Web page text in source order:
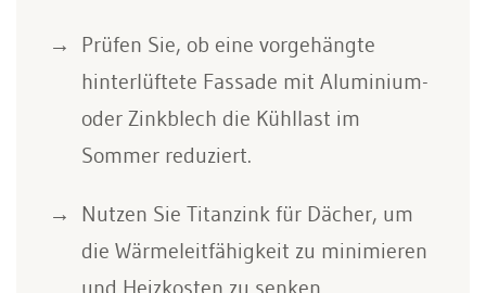
Prüfen Sie, ob eine vorgehängte
hinterlüftete Fassade mit Aluminium-
oder Zinkblech die Kühllast im
Sommer reduziert.
Nutzen Sie Titanzink für Dächer, um
die Wärmeleitfähigkeit zu minimieren
und Heizkosten zu senken.